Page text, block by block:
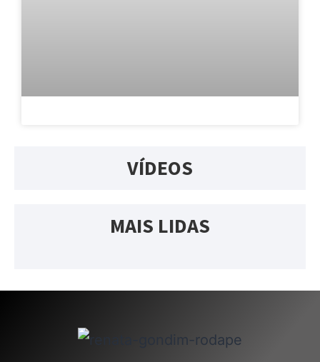
VÍDEOS
MAIS LIDAS